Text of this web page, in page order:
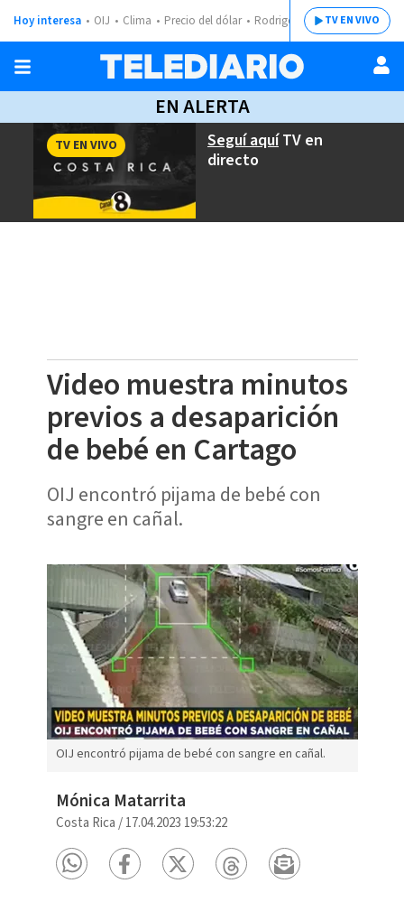
Hoy interesa OIJ Clima Precio del dólar Rodrigo ChavesTV EN VIVO
EN ALERTA
Seguí aquíTV en
directo
TV EN VIVO
Video muestra minutos
previos a desaparición
de bebé en Cartago
OIJ encontró pijama de bebé con
sangre en cañal.
OIJ encontró pijama de bebé con sangre en cañal.
Mónica Matarrita
Costa Rica /17.04.2023 19:53:22